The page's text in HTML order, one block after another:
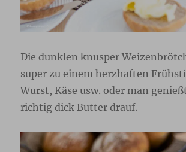
Die dunklen knusper
super zu einem herzhaften
Wurst, Käse usw. oder man
richtig dick Butter drauf.